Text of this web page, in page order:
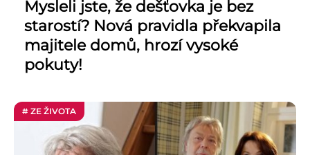
Mysleli jste, že dešťovka je bez
starostí? Nová pravidla překvapila
majitele domů, hrozí vysoké
pokuty!
# ZE ŽIVOTA